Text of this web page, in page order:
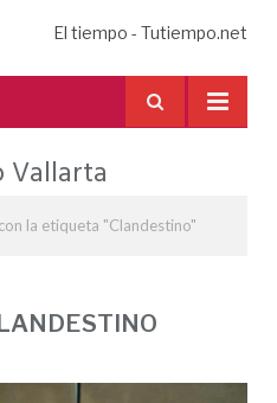
El tiempo - Tutiempo.net
Vallarta
la etiqueta "Clandestino"